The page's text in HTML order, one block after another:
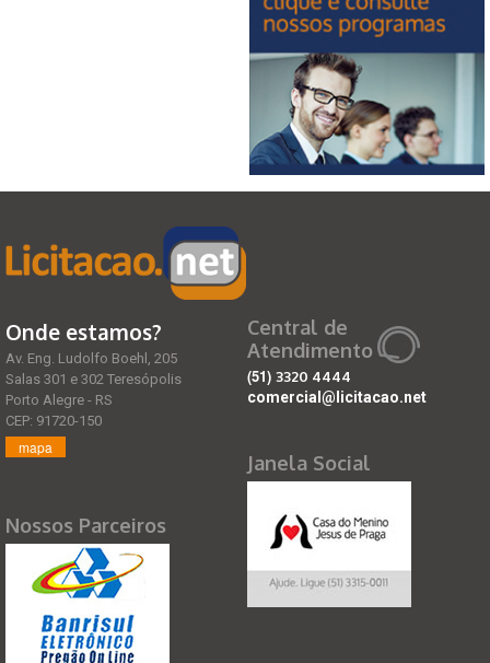
Onde estamos?
Av. Eng. Ludolfo Boehl, 205
Salas 301 e 302 Teresópolis
Porto Alegre - RS
CEP: 91720-150
mapa
Nossos Parceiros
Central de
Atendimento
(51) 3320 4444
comercial@licitacao.net
Janela Social